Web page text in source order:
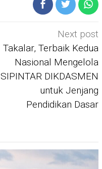
Next post
Takalar, Terbaik Kedua
Nasional Mengelola
SIPINTAR DIKDASMEN
untuk Jenjang
Pendidikan Dasar